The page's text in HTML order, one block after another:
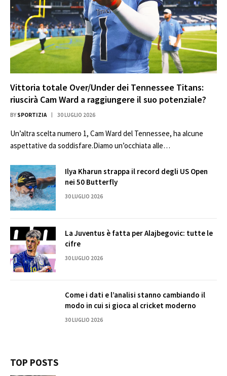
Vittoria totale Over/Under dei Tennessee Titans:
riuscirà Cam Ward a raggiungere il suo potenziale?
BY SPORTIZIA 30 LUGLIO 2026
Un’altra scelta numero 1, Cam Ward del Tennessee, ha alcune
aspettative da soddisfare.Diamo un’occhiata alle…
Ilya Kharun strappa il record degli US Open
nei 50 Butterfly
30 LUGLIO 2026
La Juventus è fatta per Alajbegovic: tutte le
cifre
30 LUGLIO 2026
Come i dati e l’analisi stanno cambiando il
modo in cui si gioca al cricket moderno
30 LUGLIO 2026
TOP POSTS